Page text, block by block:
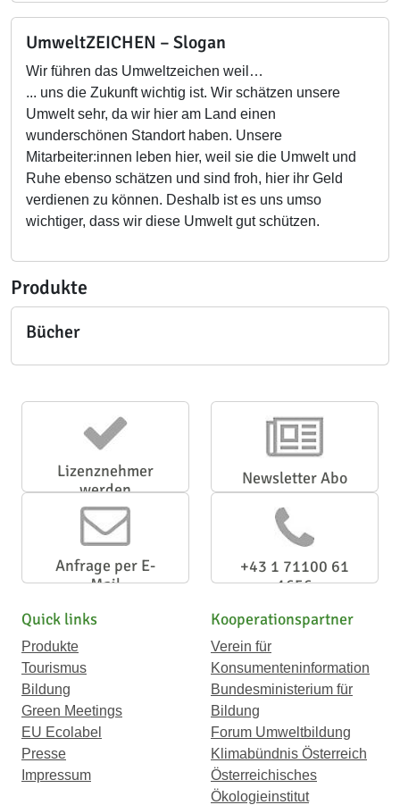
UmweltZEICHEN – Slogan
Wir führen das Umweltzeichen weil…
... uns die Zukunft wichtig ist. Wir schätzen unsere
Umwelt sehr, da wir hier am Land einen
wunderschönen Standort haben. Unsere
Mitarbeiter:innen leben hier, weil sie die Umwelt und
Ruhe ebenso schätzen und sind froh, hier ihr Geld
verdienen zu können. Deshalb ist es uns umso
wichtiger, dass wir diese Umwelt gut schützen.
Produkte
Bücher
Lizenznehmer
werden
Newsletter Abo
Anfrage per E-
Mail
+43 1 71100 61
1656
Quick links
Produkte
Tourismus
Bildung
Green Meetings
EU Ecolabel
Presse
Impressum
Kooperationspartner
Verein für
Konsumenteninformation
Bundesministerium für
Bildung
Forum Umweltbildung
Klimabündnis Österreich
Österreichisches
Ökologieinstitut